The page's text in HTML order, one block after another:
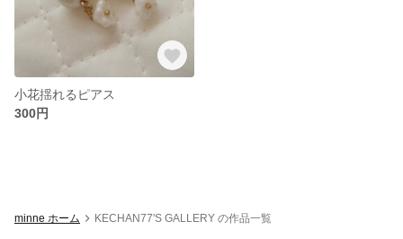
小花揺れるピアス
300円
minne ホーム KECHAN77'S GALLERY の作品一覧